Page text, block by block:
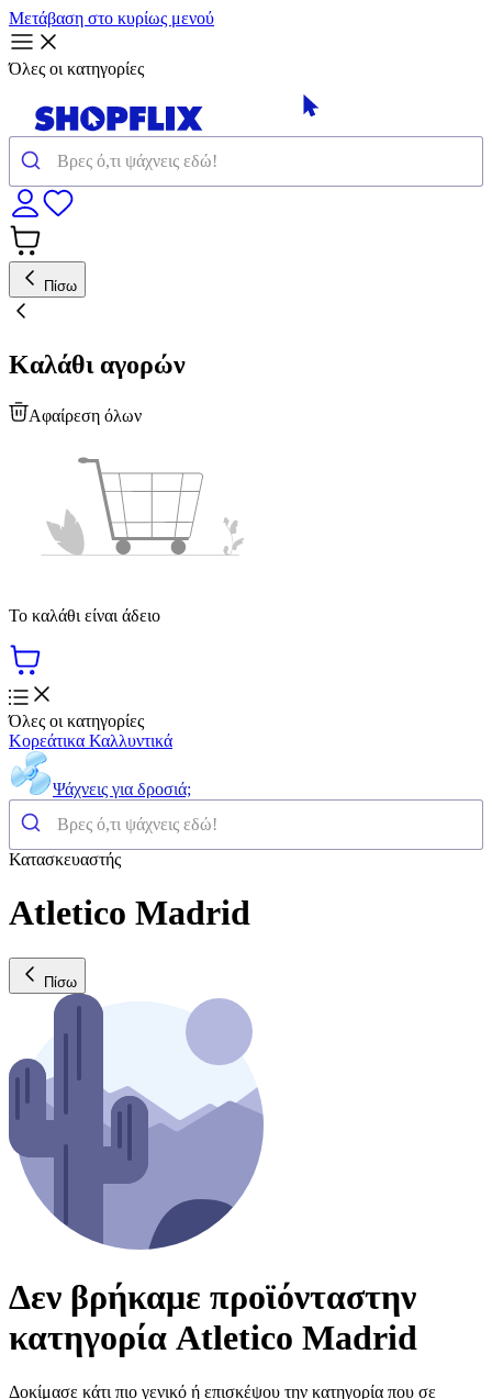
Μετάβαση στο κυρίως μενού
Όλες οι κατηγορίες
Πίσω
Καλάθι αγορών
Αφαίρεση όλων
Το καλάθι είναι άδειο
Όλες οι κατηγορίες
Κορεάτικα Καλλυντικά
Ψάχνεις για δροσιά;
Κατασκευαστής
Atletico Madrid
Πίσω
Δεν βρήκαμε προϊόνταστην
κατηγορία Atletico Madrid
Δοκίμασε κάτι πιο γενικό ή επισκέψου την κατηγορία που σε